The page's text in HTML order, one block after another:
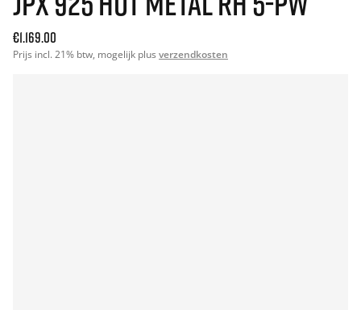
€1.169.00
Prijs incl. 21% btw, mogelijk plus verzendkosten